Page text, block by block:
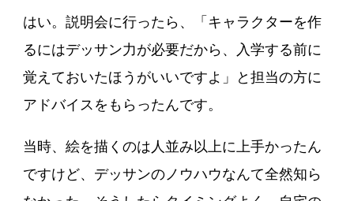
はい。説明会に行ったら、「キャラクターを作
るにはデッサン力が必要だから、入学する前に
覚えておいたほうがいいですよ」と担当の方に
アドバイスをもらったんです。
当時、絵を描くのは人並み以上に上手かったん
ですけど、デッサンのノウハウなんて全然知ら